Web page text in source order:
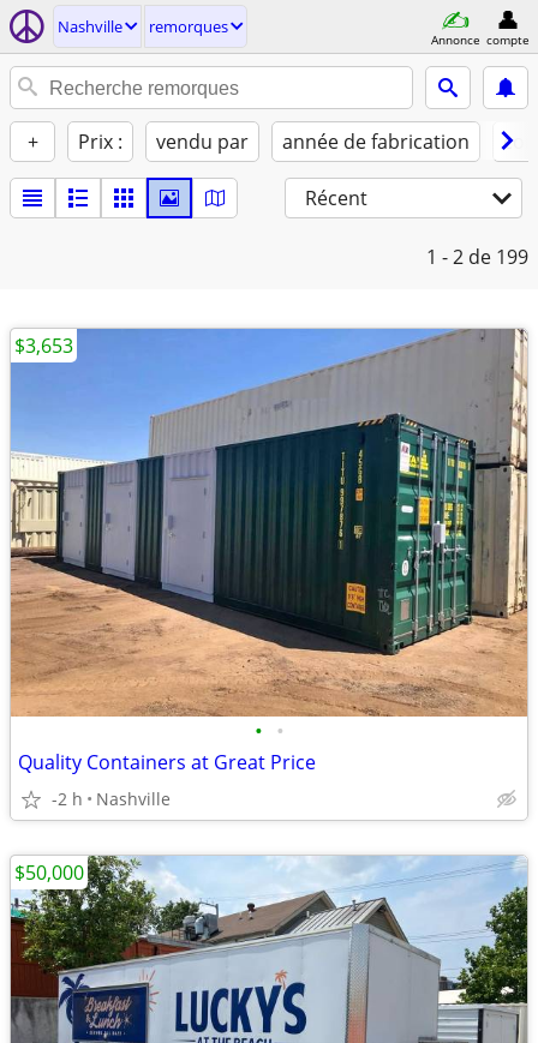
Nashville remorques
Annonce compte
+ Prix : vendu par année de fabrication
Récent
1 - 2 de 199
• •
Quality Containers at Great Price
-2 h Nashville
$3,653
$50,000